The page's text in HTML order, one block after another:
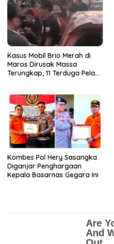
Kasus Mobil Brio Merah di
Maros Dirusak Massa
Terungkap, 11 Terduga Pelaku
Kombes Pol Hery Sasangka
Diganjar Penghargaan
Kepala Basarnas Gegara Ini